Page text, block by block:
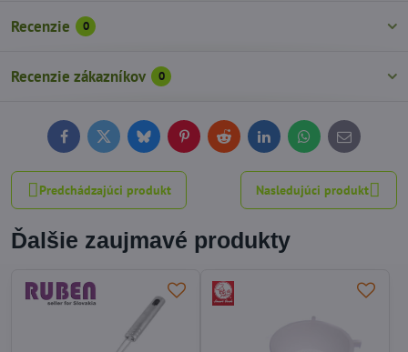
Recenzie 0
Recenzie zákazníkov 0
FacebookTwitterBlueskyPinterestReddit LinkedInWhatsApp
E-
mail
Predchádzajúci produkt Nasledujúci produkt
Ďalšie zaujmavé produkty